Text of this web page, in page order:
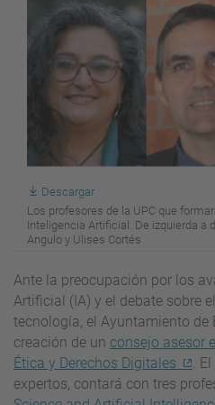
Descargar
Los profesores de la UPC que
Inteligencia Artificial. De izquierda a
Angulo y Ulises Cortés
Ante la preocupación por los
Artificial (IA) y el debate sobre
tecnología, el Ayuntamiento de
creación de un consejo asesor
Ética y Derechos Digitales
.
expertos, contará con tres